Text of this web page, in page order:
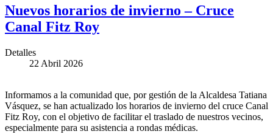
Nuevos horarios de invierno – Cruce
Canal Fitz Roy
Detalles
22 Abril 2026
Informamos a la comunidad que, por gestión de la Alcaldesa Tatiana
Vásquez, se han actualizado los horarios de invierno del cruce Canal
Fitz Roy, con el objetivo de facilitar el traslado de nuestros vecinos,
especialmente para su asistencia a rondas médicas.